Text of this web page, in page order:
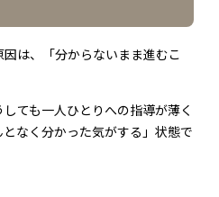
は、「分からないまま進むこ
ても一人ひとりへの指導が薄く
なく分かった気がする」状態で